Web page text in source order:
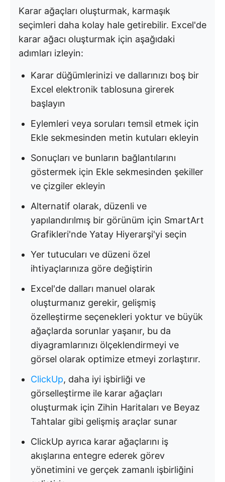
Karar ağaçları oluşturmak, karmaşık
seçimleri daha kolay hale getirebilir. Excel'de
karar ağacı oluşturmak için aşağıdaki
adımları izleyin:
Karar düğümlerinizi ve dallarınızı boş bir
Excel elektronik tablosuna girerek
başlayın
Eylemleri veya soruları temsil etmek için
Ekle sekmesinden metin kutuları ekleyin
Sonuçları ve bunların bağlantılarını
göstermek için Ekle sekmesinden şekiller
ve çizgiler ekleyin
Alternatif olarak, düzenli ve
yapılandırılmış bir görünüm için SmartArt
Grafikleri'nde Yatay Hiyerarşi'yi seçin
Yer tutucuları ve düzeni özel
ihtiyaçlarınıza göre değiştirin
Excel'de dalları manuel olarak
oluşturmanız gerekir, gelişmiş
özelleştirme seçenekleri yoktur ve büyük
ağaçlarda sorunlar yaşanır, bu da
diyagramlarınızı ölçeklendirmeyi ve
görsel olarak optimize etmeyi zorlaştırır.
ClickUp, daha iyi işbirliği ve
görselleştirme ile karar ağaçları
oluşturmak için Zihin Haritaları ve Beyaz
Tahtalar gibi gelişmiş araçlar sunar
ClickUp ayrıca karar ağaçlarını iş
akışlarına entegre ederek görev
yönetimini ve gerçek zamanlı işbirliğini